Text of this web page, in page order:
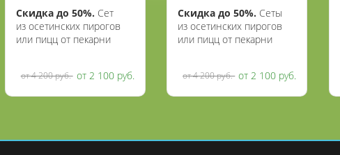
Скидка до 50%. Сет
из осетинских пирогов
или пицц от пекарни
от 4 200 руб. от 2 100 руб.
Скидка до 50%. Сеты
из осетинских пирогов
или пицц от пекарни
от 4 200 руб. от 2 100 руб.